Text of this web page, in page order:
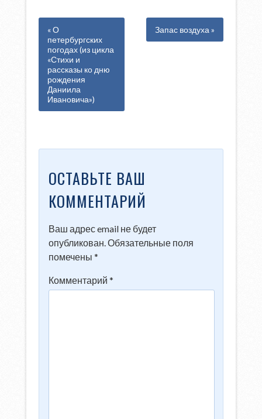
« О
петербургских
погодах (из цикла
«Стихи и
рассказы ко дню
рождения
Даниила
Ивановича»)
Запас воздуха »
ОСТАВЬТЕ ВАШ
КОММЕНТАРИЙ
Ваш адрес email не будет
опубликован.Обязательные поля
помечены*
Комментарий*